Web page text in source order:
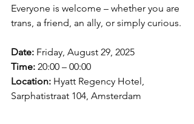
Everyone is welcome – whether you are
trans, a friend, an ally, or simply curious.
Date: Friday, August 29, 2025
Time: 20:00 – 00:00
Location: Hyatt Regency Hotel,
Sarphatistraat 104, Amsterdam